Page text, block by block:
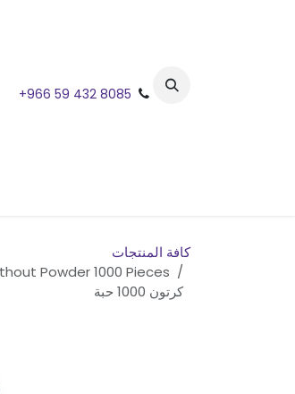
+966 59 432 8085
كافة المنتجات
كرتون 1000 حبة